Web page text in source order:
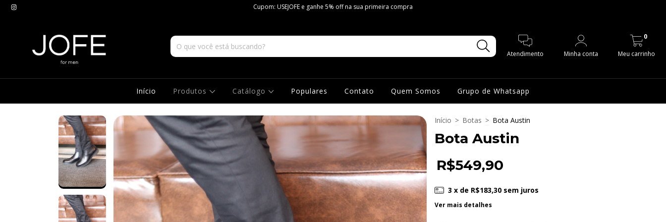
Cupom: USEJOFE e ganhe 5% off na sua primeira compra
Atendimento Minha conta Meu carrinho
0
Início Produtos Catálogo Populares Contato Quem Somos Grupo de Whatsapp
Início > Botas > Bota Austin
Bota Austin
R$549,90
3 x de R$183,30 sem juros
Ver mais detalhes